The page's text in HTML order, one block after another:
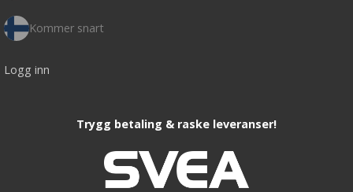
Kommer snart
Logg inn
Trygg betaling & raske leveranser!